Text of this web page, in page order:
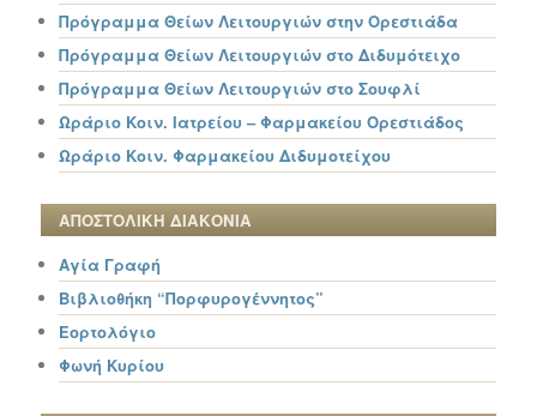
Πρόγραμμα Θείων Λειτουργιών στην Ορεστιάδα
Πρόγραμμα Θείων Λειτουργιών στο Διδυμότειχο
Πρόγραμμα Θείων Λειτουργιών στο Σουφλί
Ωράριο Κοιν. Ιατρείου – Φαρμακείου Ορεστιάδος
Ωράριο Κοιν. Φαρμακείου Διδυμοτείχου
ΑΠΟΣΤΟΛΙΚΗ ΔΙΑΚΟΝΙΑ
Αγία Γραφή
Βιβλιοθήκη “Πορφυρογέννητος”
Εορτολόγιο
Φωνή Κυρίου